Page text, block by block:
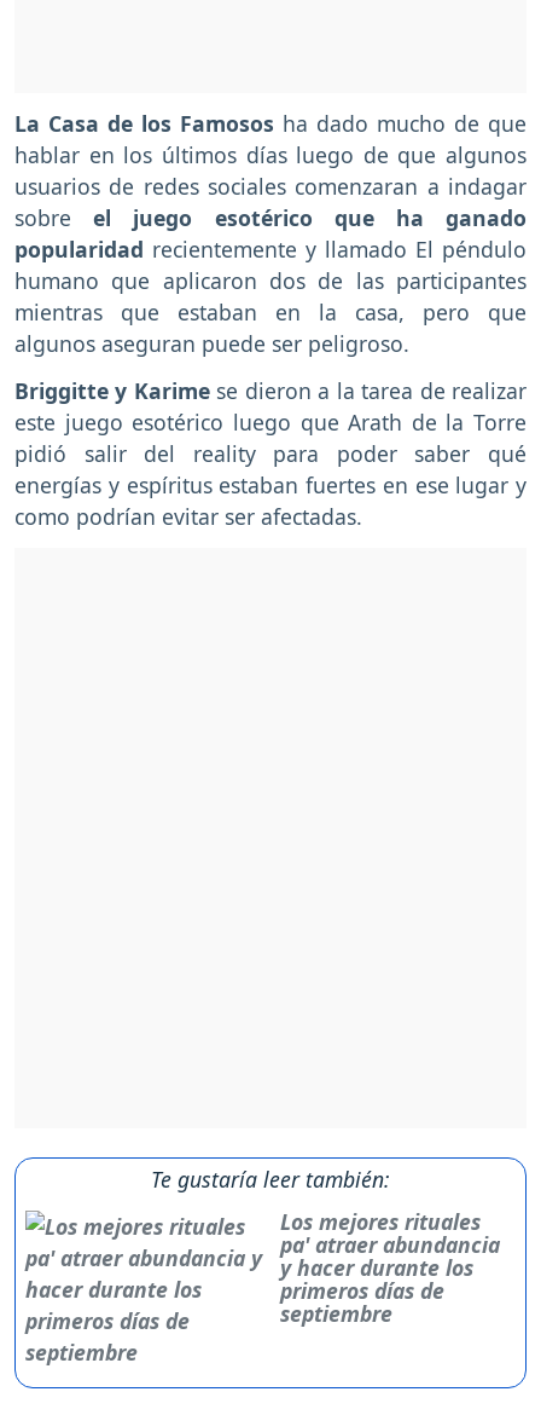
La Casa de los Famosos ha dado mucho de que
hablar en los últimos días luego de que algunos
usuarios de redes sociales comenzaran a indagar
sobreel juego esotérico que ha ganado
popularidad recientemente y llamado El péndulo
humano que aplicaron dos de las participantes
mientras que estaban en la casa, pero que
algunos aseguran puede ser peligroso.
Briggitte y Karimese dieron a la tarea de realizar
este juego esotérico luego que Arath de la Torre
pidió salir del reality para poder saber qué
energías y espíritus estaban fuertes en ese lugar y
como podrían evitar ser afectadas.
Te gustaría leer también:
Los mejores rituales
pa' atraer abundancia
y hacer durante los
primeros días de
septiembre